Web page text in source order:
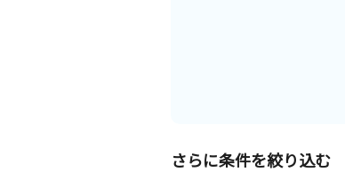
さらに条件を絞り込む